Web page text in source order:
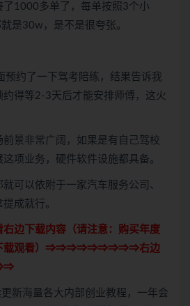
了1000多单了，每单按照3个小
是30w，是不是很夸张。
预约了一下驾考陪练，结果告诉我
得等2-3天后才能安排师傅，这火
景非常广阔，如果是有自己驾校
项业务，硬件软件设施都具备。
可以依附于一家汽车服务公司、
成就行。
边下载内容（请注意： 购买年度
下载观看）⇒⇒⇒⇒⇒⇒⇒⇒⇒右边
新海量各大内部创业教程，一年会